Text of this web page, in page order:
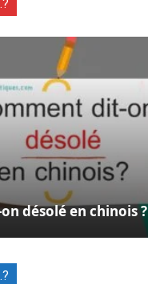
désolé en chinois ?